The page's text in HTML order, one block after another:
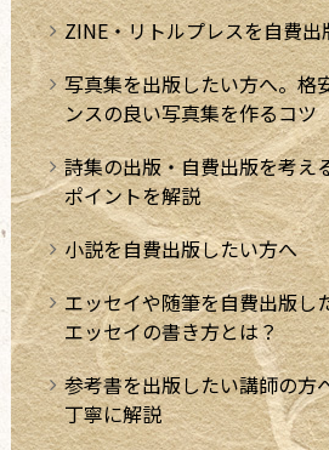
ZINE・リトルプレスを自費
写真集を出版したい方へ。格
ンスの良い写真集を作るコツ
詩集の出版・自費出版を考え
ポイントを解説
小説を自費出版したい方へ
エッセイや随筆を自費出版し
エッセイの書き方とは？
参考書を出版したい講師の方
丁寧に解説